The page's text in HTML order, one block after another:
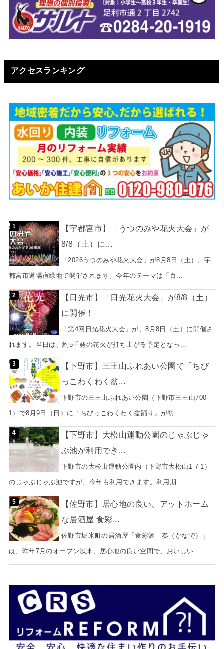
アクセスランキング
【宇都宮市】「うつのみや花火大会」が
8/8（土）に...
「2026うつのみや花火大会」が8月8日（土）、宇
都宮市道場宿緑地で開催されます。今年のテーマは「百...
【日光市】「日光花火大会」が8/8（土）
に開催！
「第4回日光花火大会」が、8月8日（土）に開催さ
れます。当日は、約5千発の花火が打ち上がる予定となっ...
【下野市】三王山ふれあい公園で「ちび
っこわくわく盆...
下野市の三王山ふれあい公園（下野市三王山700-
1）で8月9日（日）に「ちびっこわくわく盆踊り」が初...
【下野市】大松山運動公園のじゃぶじゃ
ぶ池が利用でき...
下野市の大松山運動公園内（下野市大松山1-7-1）
のじゃぶじゃぶ池ですが、今年も利用できます。利用期...
【佐野市】居心地の良い、アットホーム
な居酒屋 食彩...
佐野市堀米町の居酒屋「食彩酒 奏（かなで）」
は、昨年7月のオープン以来、居心地の良い空間で、おいしい...